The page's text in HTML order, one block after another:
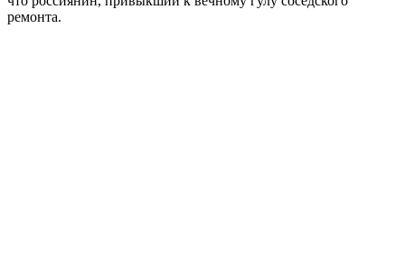
ремонта.